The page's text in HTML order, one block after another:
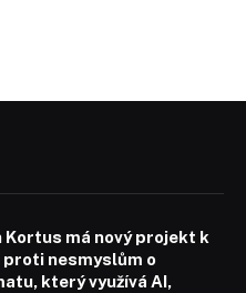
Kortus má nový projekt k
proti nesmyslům o
který využívá AI,